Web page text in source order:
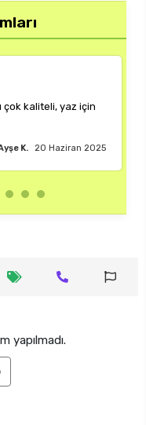
için
2025
"Rengi ve
yapılmadı.